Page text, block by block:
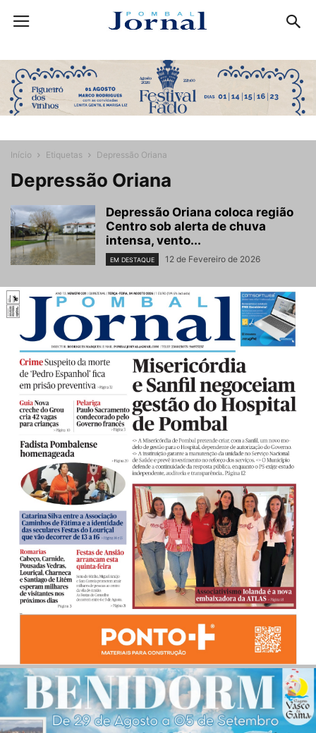
Início Etiquetas Depressão Oriana
Depressão Oriana
Depressão Oriana coloca região
Centro sob alerta de chuva
intensa, vento...
EM DESTAQUE 12 de Fevereiro de 2026